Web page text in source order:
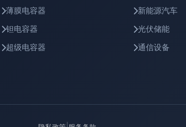
薄膜电容器
钽电容器
超级电容器
新能源汽车
光伏储能
通信设备